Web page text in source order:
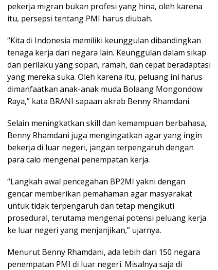
pekerja migran bukan profesi yang hina, oleh karena
itu, persepsi tentang PMI harus diubah.
“Kita di Indonesia memiliki keunggulan dibandingkan
tenaga kerja dari negara lain. Keunggulan dalam sikap
dan perilaku yang sopan, ramah, dan cepat beradaptasi
yang mereka suka. Oleh karena itu, peluang ini harus
dimanfaatkan anak-anak muda Bolaang Mongondow
Raya,” kata BRANI sapaan akrab Benny Rhamdani.
Selain meningkatkan skill dan kemampuan berbahasa,
Benny Rhamdani juga mengingatkan agar yang ingin
bekerja di luar negeri, jangan terpengaruh dengan
para calo mengenai penempatan kerja.
“Langkah awal pencegahan BP2MI yakni dengan
gencar memberikan pemahaman agar masyarakat
untuk tidak terpengaruh dan tetap mengikuti
prosedural, terutama mengenai potensi peluang kerja
ke luar negeri yang menjanjikan,” ujarnya.
Menurut Benny Rhamdani, ada lebih dari 150 negara
penempatan PMI di luar negeri. Misalnya saja di